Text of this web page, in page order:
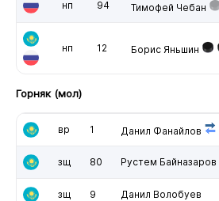
нп 94 Тимофей Чебан
нп 12 Борис Яньшин
Горняк (мол)
вр 1 Данил Фанайлов
зщ 80 Рустем Байназаров
зщ 9 Данил Волобуев